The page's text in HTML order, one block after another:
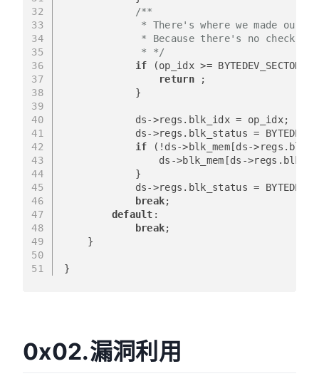
32
33
34
35
36
37
38
39
40
41
42
43
44
45
46
47
48
49
50
51
/**
* There's where we made our
* Because there's no check
             * */
if (op_idx >=
return ;
            }
            ds->regs.blk_idx = op_idx;
ds->regs.blk_status =
if (!ds->blk_mem[ds-
ds->blk_mem[ds-
            }
ds->regs.blk_status =
break;
default :
break;
    }
}
0x02.漏洞利用